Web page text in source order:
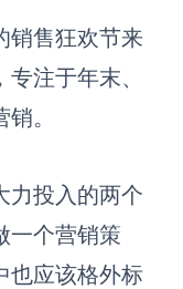
分析
分卡
理四象限
作
销售狂欢节来
注于年末、
。
力投入的两个
一个营销策
也应该格外标